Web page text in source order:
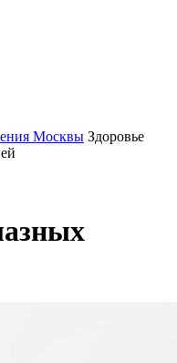
Москвы Здоровье